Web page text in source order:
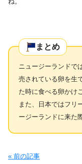
まとめ
ニュージーランドで
売されている卵を生
た時に食べる卵かけ
また、日本ではフリ
ージーランドに来た
« 前の記事